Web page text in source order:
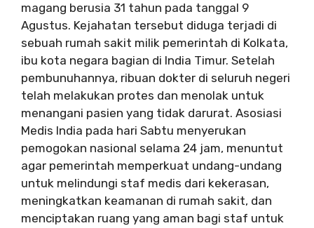
magang berusia 31 tahun pada tanggal 9
Agustus. Kejahatan tersebut diduga terjadi di
sebuah rumah sakit milik pemerintah di Kolkata,
ibu kota negara bagian di India Timur. Setelah
pembunuhannya, ribuan dokter di seluruh negeri
telah melakukan protes dan menolak untuk
menangani pasien yang tidak darurat. Asosiasi
Medis India pada hari Sabtu menyerukan
pemogokan nasional selama 24 jam, menuntut
agar pemerintah memperkuat undang-undang
untuk melindungi staf medis dari kekerasan,
meningkatkan keamanan di rumah sakit, dan
menciptakan ruang yang aman bagi staf untuk